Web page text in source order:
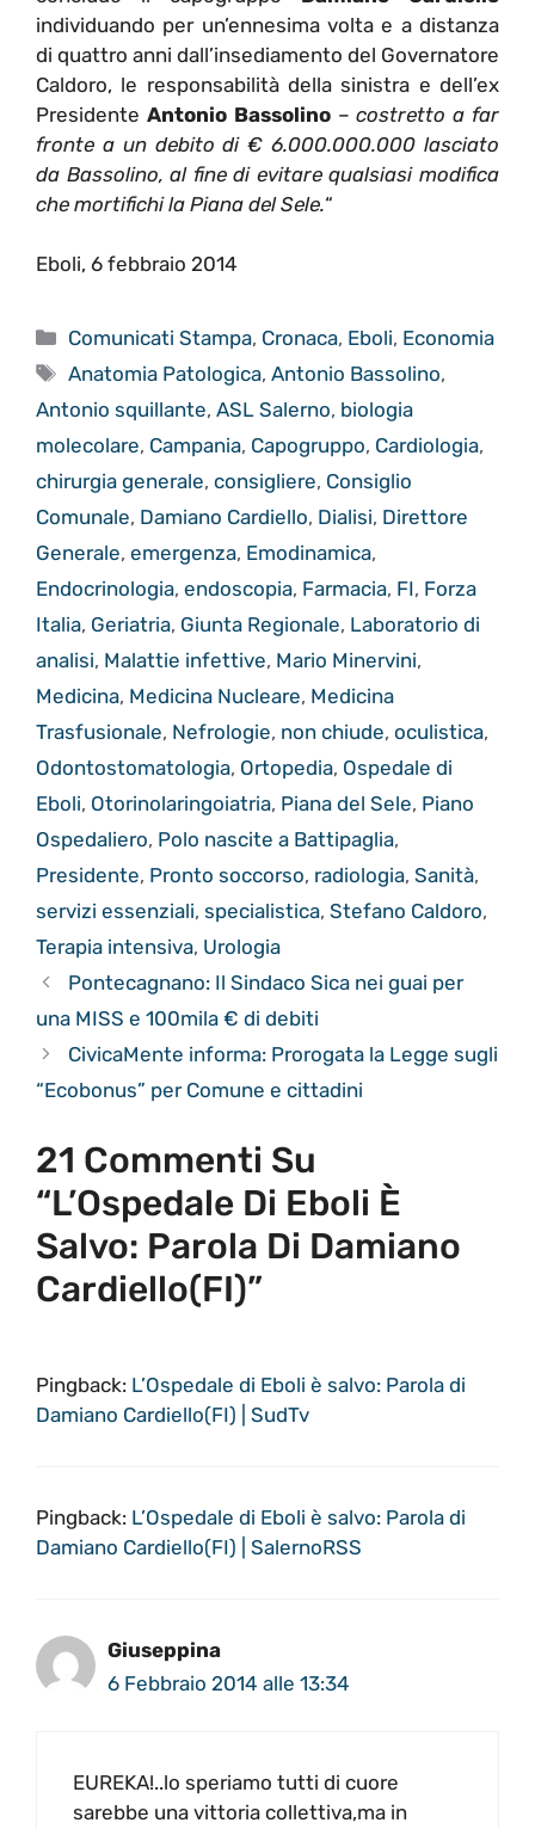
individuando per un’ennesima volta e a distanza
di quattro anni dall’insediamento del Governatore
Caldoro, le responsabilità della sinistra e dell’ex
Presidente Antonio Bassolino–costretto a far
fronte a un debito di € 6.000.000.000 lasciato
da Bassolino, al fine di evitare qualsiasi modifica
che mortifichi la Piana del Sele.“
Eboli, 6 febbraio 2014
Categorie
Comunicati Stampa, Cronaca, Eboli, Economia
Tag
Anatomia Patologica,Antonio Bassolino,
Antonio squillante, ASL Salerno, biologia
molecolare, Campania, Capogruppo, Cardiologia,
chirurgia generale, consigliere, Consiglio
Comunale, Damiano Cardiello, Dialisi, Direttore
Generale, emergenza, Emodinamica,
Endocrinologia, endoscopia, Farmacia, FI, Forza
Italia, Geriatria, Giunta Regionale, Laboratorio di
analisi, Malattie infettive, Mario Minervini,
Medicina, Medicina Nucleare, Medicina
Trasfusionale, Nefrologie, non chiude, oculistica,
Odontostomatologia, Ortopedia, Ospedale di
Eboli, Otorinolaringoiatria, Piana del Sele, Piano
Ospedaliero, Polo nascite a Battipaglia,
Presidente, Pronto soccorso, radiologia, Sanità,
servizi essenziali, specialistica, Stefano Caldoro,
Terapia intensiva, Urologia
Pontecagnano: Il Sindaco Sica nei guai per
una MISS e 100mila € di debiti
CivicaMente informa: Prorogata la Legge sugli
“Ecobonus” per Comune e cittadini
21 Commenti Su
“L’Ospedale Di Eboli È
Salvo: Parola Di Damiano
Cardiello(FI)”
Pingback: L’Ospedale di Eboli è salvo: Parola di
Damiano Cardiello(FI) | SudTv
Pingback: L’Ospedale di Eboli è salvo: Parola di
Damiano Cardiello(FI) | SalernoRSS
Giuseppina
6 Febbraio 2014 alle 13:34
EUREKA!..lo speriamo tutti di cuore
sarebbe una vittoria collettiva,ma in